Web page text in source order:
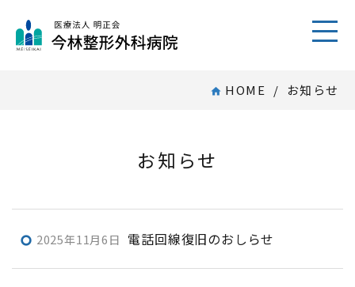
home HOME / お知らせ
お知らせ
trip_origin 2025年11月6日 電話回線復旧のおしらせ